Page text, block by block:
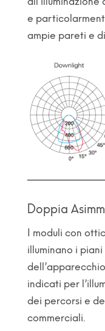
e
ampie pareti e
Doppia
I moduli con
illuminano i
indicati per
dei percorsi e
commerciali.